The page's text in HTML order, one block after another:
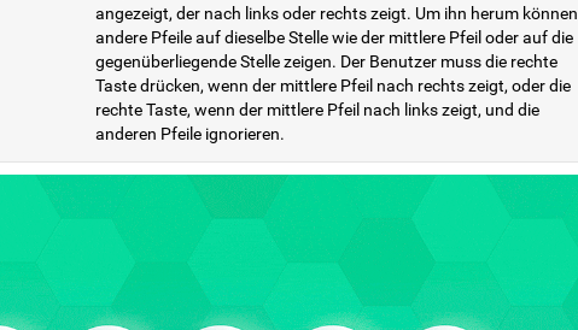
angezeigt, der nach links oder rechts zeigt. Um ihn herum können
andere Pfeile auf dieselbe Stelle wie der mittlere Pfeil oder auf die
gegenüberliegende Stelle zeigen. Der Benutzer muss die rechte
Taste drücken, wenn der mittlere Pfeil nach rechts zeigt, oder die
rechte Taste, wenn der mittlere Pfeil nach links zeigt, und die
anderen Pfeile ignorieren.